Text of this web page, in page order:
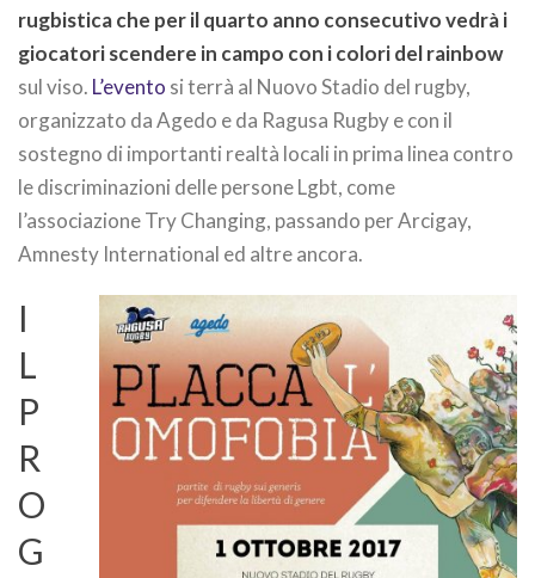
rugbistica che per il quarto anno consecutivo vedrà i
giocatori scendere in campo con i colori del rainbow
sul viso. L’evento si terrà al Nuovo Stadio del rugby,
organizzato da Agedo e da Ragusa Rugby e con il
sostegno di importanti realtà locali in prima linea contro
le discriminazioni delle persone Lgbt, come
l’associazione Try Changing, passando per Arcigay,
Amnesty International ed altre ancora.
I
L
P
R
O
G